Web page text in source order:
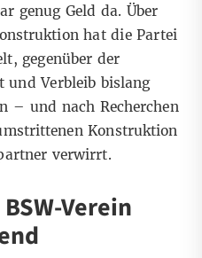
genug Geld da. Über
hat die Partei
gegenüber der
Verbleib bislang
– und nach Recherchen
Konstruktion
verwirrt.
Verein